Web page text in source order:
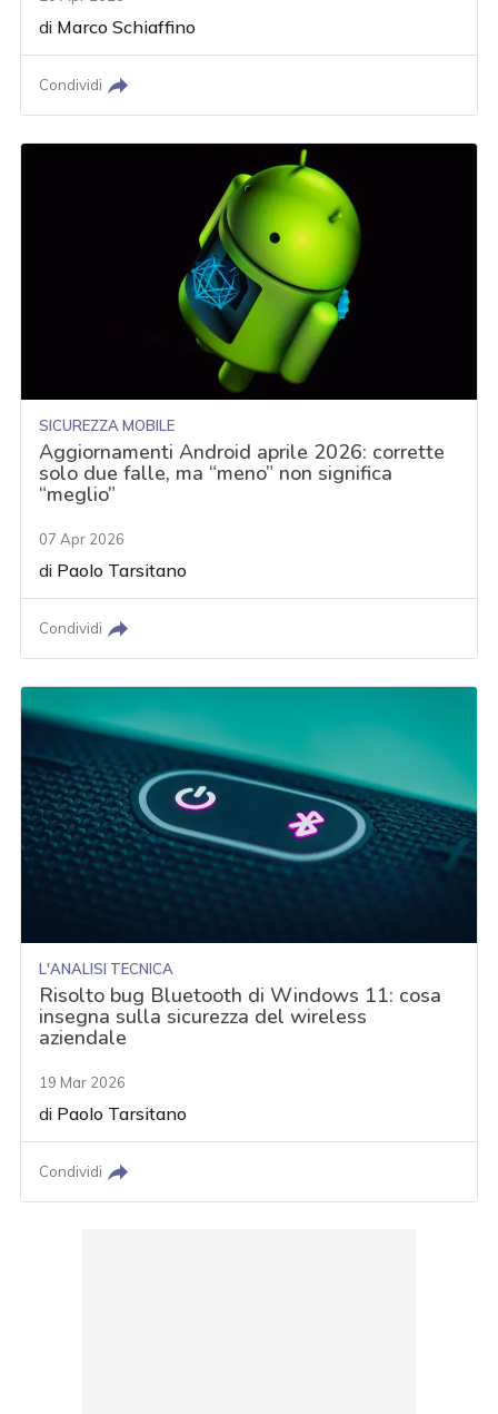
di Marco Schiaffino
Condividi
SICUREZZA MOBILE
Aggiornamenti Android aprile 2026: corrette
solo due falle, ma “meno” non significa
“meglio”
07 Apr 2026
di Paolo Tarsitano
Condividi
L'ANALISI TECNICA
Risolto bug Bluetooth di Windows 11: cosa
insegna sulla sicurezza del wireless
aziendale
19 Mar 2026
di Paolo Tarsitano
Condividi